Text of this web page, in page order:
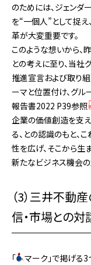
のためには、ジェンダ
を“一個人”として捉
革が大変重要です。
このような想いから、
との考えに至り、当社
推進宣言および取り
ーマと位置付け、グル
報告書2022 P39参照
企業の価値創造を支
る、との認識のもと、
性を広げ、そこから生
新たなビジネス機会の
（3）三井不動
信・市場との対
「
マーク」で掲げる